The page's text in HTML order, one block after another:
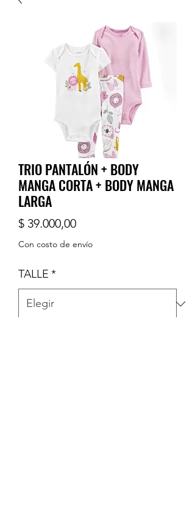
TRIO PANTALÓN + BODY
MANGA CORTA + BODY MANGA
LARGA
$ 39.000,00Precio
Con costo de envío
TALLE *